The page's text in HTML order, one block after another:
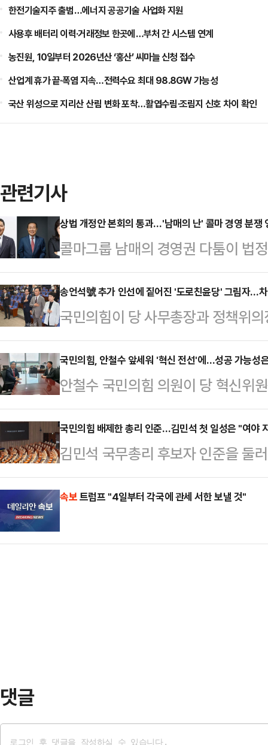
한전기술지주 출범…에너지 공공기술 사업화 지원
사용후 배터리 이력·거래정보 한곳에…부처 간 시스템 연계
농진원, 10일부터 2026년산 ‘홍산’ 씨마늘 신청 접수
산업계 휴가 끝·폭염 지속…전력수요 최대 98.8GW 가능성
국산 위성으로 지리산 산림 변화 포착…활엽수림·조림지 신호 차이 확인
관련기사
상법 개정안 본회의 통과…'남매의 난' 콜마 경영 분쟁
콜마그룹 남매의 경영권 다툼이 법
이 추진 중인 상법 개정이 또 다른
다는 취지를 담은 개정안이 윤상현
할 수 있다는 분석이 나온다.국회
처리했다. 이번 상법 개정안은 기업
확대하는 한편 감사위원 선임 시 최
3%로 제한하는 내용이 핵심이다.
화하고, 사외이사를…
송언석號 추가 인선에 짙어진 '도로친윤당' 그림자…
국민의힘이 당 사무총장과 정책위
다. 이를 바탕으로 8월 중순 전당대
다. 다만, 이번 인선을 두고 당내에
가 감지되고 있다. 실제로 비상대책
윤으로 평가 받은 인물들로 채워지
세력의 입김이 강해지면서 당에 대
당이 공언한 '혁신 전당대회'가 가
다.송언석 국민의힘 비상대책…
국민의힘, 안철수 앞세워 '혁신 전선'에…성공 가능성
안철수 국민의힘 의원이 당 혁신위
이 '명분'에 그칠지, 실질적 변화로
되고 있다. 당 안팎에서는 친윤(윤
나올 수 있는 혁신안이 보여주기식
하지만, 안 의원은 과거와는 다른
자신감을 드러내고 있다.안철수 의
원 인선을 마무리한 뒤…
국민의힘 배제한 총리 인준…김민석 첫 일성은 "여야
김민석 국무총리 후보자 인준을 둘
은 더불어민주당 강행으로 국회 본
였고, 우원식 국회의장이 임명동의
받은 직후 "폭정세력이 만든 경제
속보트럼프 "4일부터 각국에 관세 서한 보낼 것"
댓글